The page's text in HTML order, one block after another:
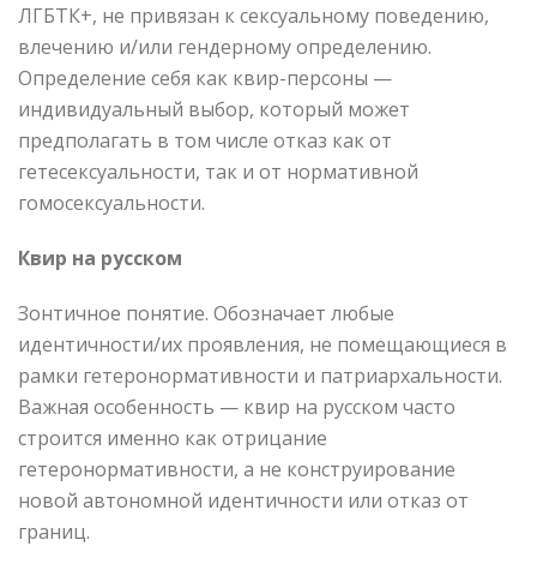
ЛГБТК+, не привязан к сексуальному поведению,
влечению и/или гендерному определению.
Определение себя как квир-персоны —
индивидуальный выбор, который может
предполагать в том числе отказ как от
гетесексуальности, так и от нормативной
гомосексуальности.
Квир на русском
Зонтичное понятие. Обозначает любые
идентичности/их проявления, не помещающиеся в
рамки гетеронормативности и патриархальности.
Важная особенность — квир на русском часто
строится именно как отрицание
гетеронормативности, а не конструирование
новой автономной идентичности или отказ от
границ.